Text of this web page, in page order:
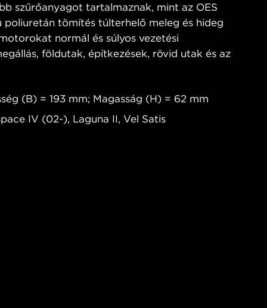
szűrőanyagot tartalmaznak, mint az OES
poliuretán tömítés túlterhelő meleg és hideg
normál és súlyos vezetési
földutak, építkezések, rövid utak és az
(B) = 193 mm; Magasság (H) = 62 mm
IV (02-), Laguna II, Vel Satis